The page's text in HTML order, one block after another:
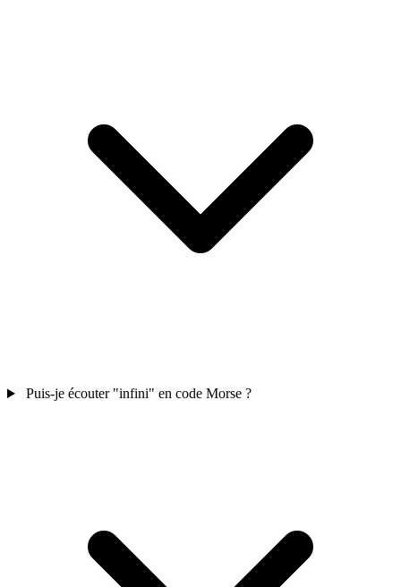
Puis-je écouter "infini" en code Morse ?